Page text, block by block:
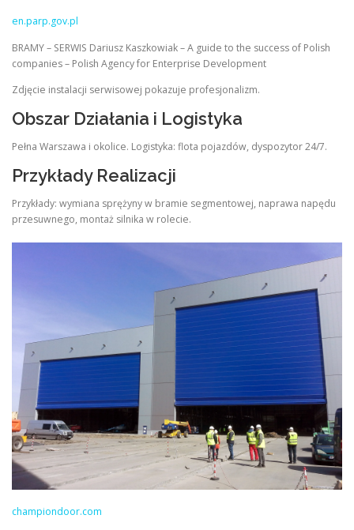
en.parp.gov.pl
BRAMY – SERWIS Dariusz Kaszkowiak – A guide to the success of Polish
companies – Polish Agency for Enterprise Development
Zdjęcie instalacji serwisowej pokazuje profesjonalizm.
Obszar Działania i Logistyka
Pełna Warszawa i okolice. Logistyka: flota pojazdów, dyspozytor 24/7.
Przykłady Realizacji
Przykłady: wymiana sprężyny w bramie segmentowej, naprawa napędu
przesuwnego, montaż silnika w rolecie.
championdoor.com